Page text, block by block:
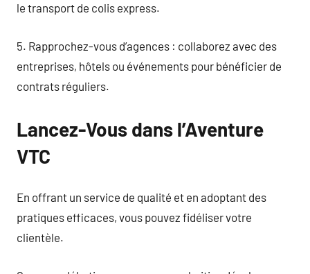
le transport de colis express.
5. Rapprochez-vous d’agences : collaborez avec des
entreprises, hôtels ou événements pour bénéficier de
contrats réguliers.
Lancez-Vous dans l’Aventure
VTC
En offrant un service de qualité et en adoptant des
pratiques efficaces, vous pouvez fidéliser votre
clientèle.